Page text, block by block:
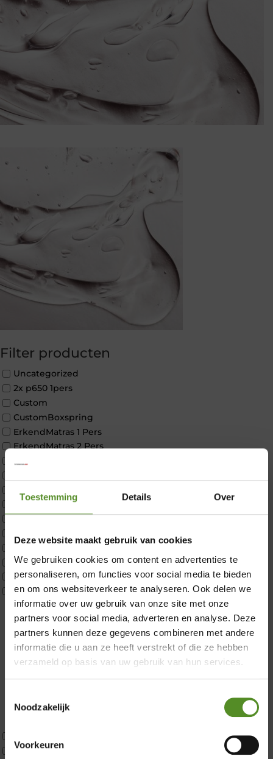
Toestemming Details Over
Deze website maakt gebruik van cookies
We gebruiken cookies om content en advertenties te
personaliseren, om functies voor social media te bieden
en om ons websiteverkeer te analyseren. Ook delen we
informatie over uw gebruik van onze site met onze
partners voor social media, adverteren en analyse. Deze
partners kunnen deze gegevens combineren met andere
informatie die u aan ze heeft verstrekt of die ze hebben
verzameld op basis van uw gebruik van hun services.
Noodzakelijk
Voorkeuren
Filter producten
Uncategorized
2x p650 1pers
Custom
CustomBoxspring
ErkendMatras 1 Pers
ErkendMatras 2 Pers
p350 1 Pers
p350 2 Pers
P650 25cm Tweepersoons een kern aanpasbaar
P650 Twijfelaar
Toppers
Maatvoering
1 persoon
2 personen
2 personen split
Twijfelaar
Latex
Tweepersoons 1 kern product